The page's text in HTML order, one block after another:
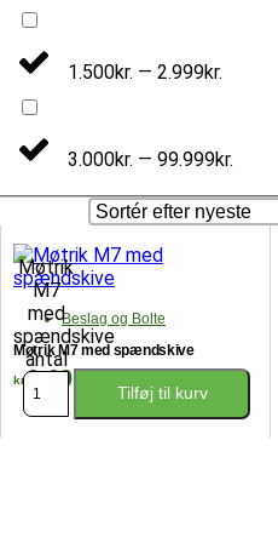
1.500kr. — 2.999kr.
3.000kr. — 99.999kr.
Beslag og Bolte
Møtrik M7 med spændskive
kr.9,00
Møtrik
M7
med
spændskive
antal
Tilføj til kurv